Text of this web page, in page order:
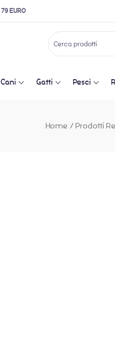
79 EURO
Cani Gatti Pesci
Home / Prodotti